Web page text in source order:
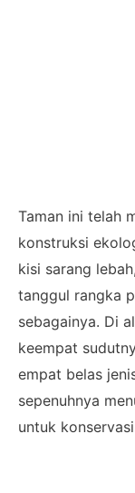
Taman ini telah
konstruksi
kisi sarang
tanggul rangka
sebagainya. Di
keempat
empat belas
sepenuhnya
untuk